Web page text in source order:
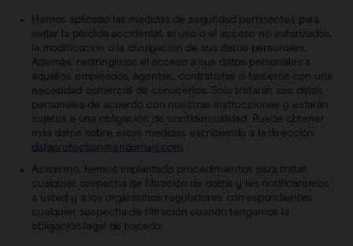
Hemos aplicado las medidas de seguridad pertinentes para
evitar la pérdida accidental, el uso o el acceso no autorizados,
la modificación o la divulgación de sus datos personales.
Además, restringimos el acceso a sus datos personales a
aquellos empleados, agentes, contratistas o terceros con una
necesidad comercial de conocerlos. Solo tratarán sus datos
personales de acuerdo con nuestras instrucciones y estarán
sujetos a una obligación de confidencialidad. Puede obtener
más datos sobre estas medidas escribiendo a la dirección
dataprotection@endomag.com.
Asimismo, hemos implantado procedimientos para tratar
cualquier sospecha de filtración de datos y les notificaremos
a usted y a los organismos reguladores correspondientes
cualquier sospecha de filtración cuando tengamos la
obligación legal de hacerlo.